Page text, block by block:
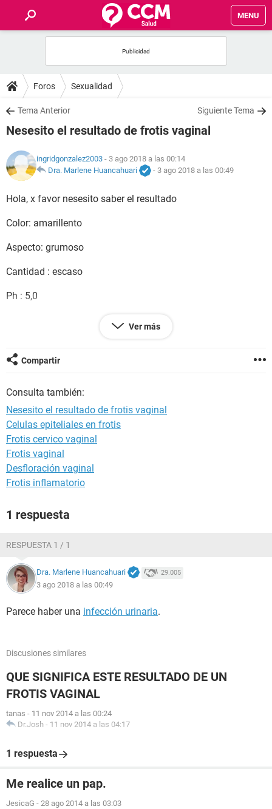
MENU
FOROS
SALUD
NUTRICIÓN
BIENESTAR
Foros Sexualidad
Tema Anterior Siguiente Tema
Nesesito el resultado de frotis vaginal
ingridgonzalez2003 - 3 ago 2018 a las 00:14
Dra. Marlene Huancahuari
- 3 ago 2018 a las 00:49
Hola, x favor nesesito saber el resultado
Color: amarillento
Aspecto: grumoso
Cantidad : escaso
Ph : 5,0
Leucocitos: 3-4xc
Hematies: 0-2xc
Bacterias: ++++
Coloracion de gram: ,
Ver más
Compartir
Consulta también:
Nesesito el resultado de frotis vaginal
Celulas epiteliales en frotis
Frotis cervico vaginal
Frotis vaginal
Desfloración vaginal
Frotis inflamatorio
1 respuesta
RESPUESTA 1 / 1
Dra. Marlene Huancahuari 29.005
3 ago 2018 a las 00:49
Parece haber una infección urinaria.
Discusiones similares
QUE SIGNIFICA ESTE RESULTADO DE UN
FROTIS VAGINAL
tanas - 11 nov 2014 a las 00:24
Dr.Josh - 11 nov 2014 a las 04:17
1 respuesta
Me realice un pap.
JesicaG - 28 ago 2014 a las 03:03